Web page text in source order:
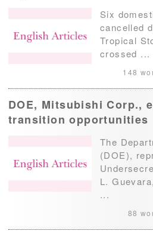
Six
cancelled
Tropical
crossed ...
148
DOE, Mitsubishi Corp.,
transition opportunities
The
(DOE),
L.
...
88